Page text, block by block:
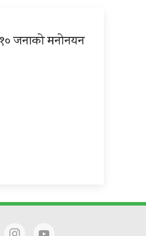
जनाको मनोनयन